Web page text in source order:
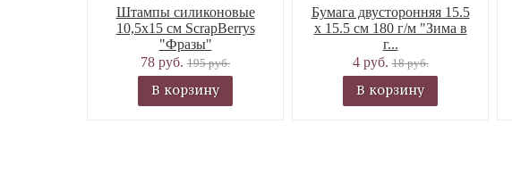
Штампы силиконовые
10,5х15 см ScrapBerrys
"Фразы"
78 руб. 195 руб.
В корзину
Бумага двусторонняя 15.5
х 15.5 см 180 г/м "Зима в
г...
4 руб.18 руб.
В корзину